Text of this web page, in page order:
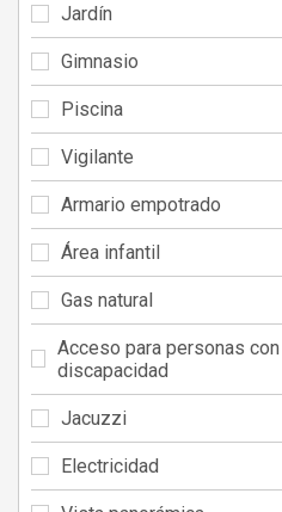
Jardín
Gimnasio
Piscina
Vigilante
Armario empotrado
Área infantil
Gas natural
Acceso para personas con
discapacidad
Jacuzzi
Electricidad